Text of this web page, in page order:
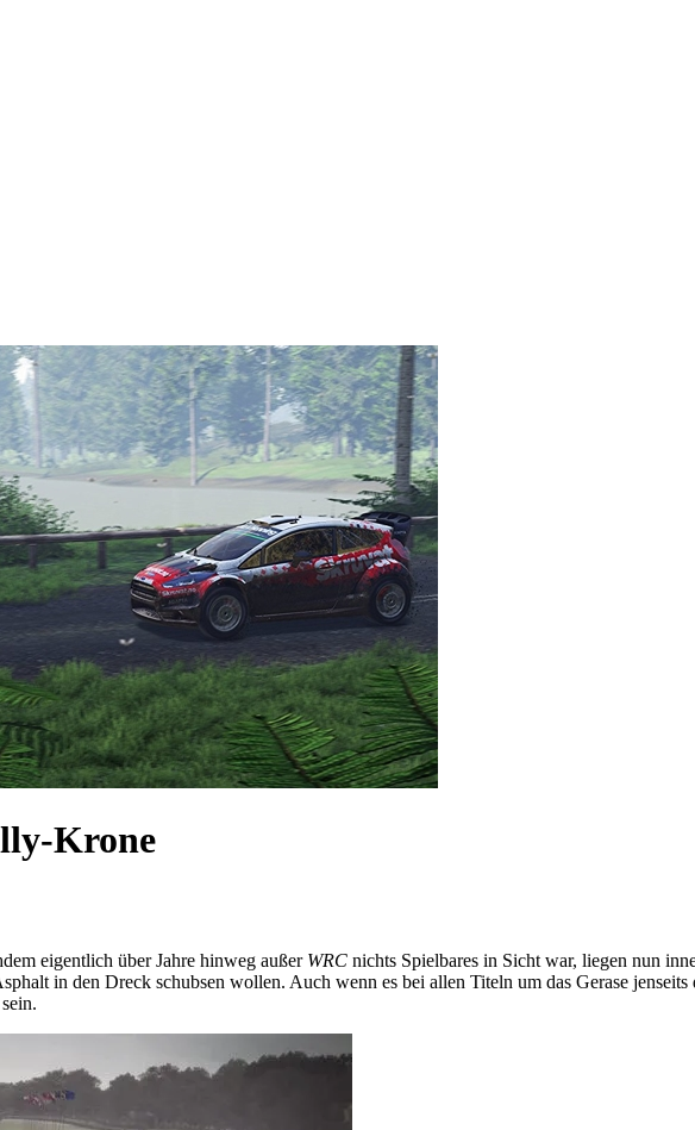
Krone
eigentlich über Jahre hinweg außer WRC nichts Spielbares in Sicht war, liegen nun
in den Dreck schubsen wollen. Auch wenn es bei allen Titeln um das Gerase